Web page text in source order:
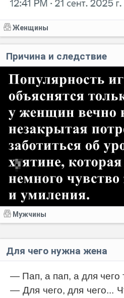
Женщины
Причина и следствие
Мужчины
Для чего нужна жена
— Пап, а пап, а для
— Для чего, для чего...